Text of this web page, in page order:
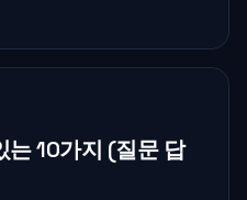
는 10가지 (질문 답